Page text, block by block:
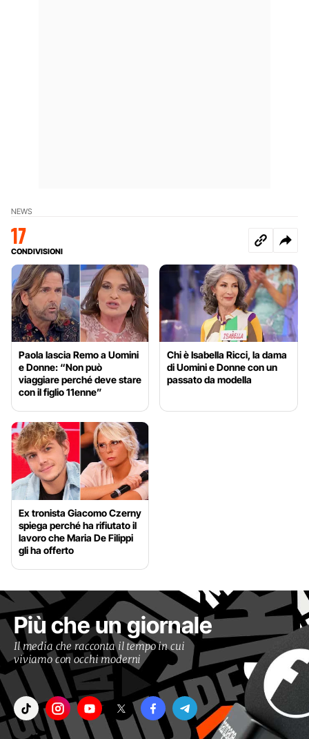
NEWS
17
CONDIVISIONI
Paola lascia Remo a Uomini
e Donne: “Non può
viaggiare perché deve stare
con il figlio 11enne”
Chi è Isabella Ricci, la dama
di Uomini e Donne con un
passato da modella
Ex tronista Giacomo Czerny
spiega perché ha rifiutato il
lavoro che Maria De Filippi
gli ha offerto
Più che un giornale
Il media che racconta il tempo in cui
viviamo con occhi moderni